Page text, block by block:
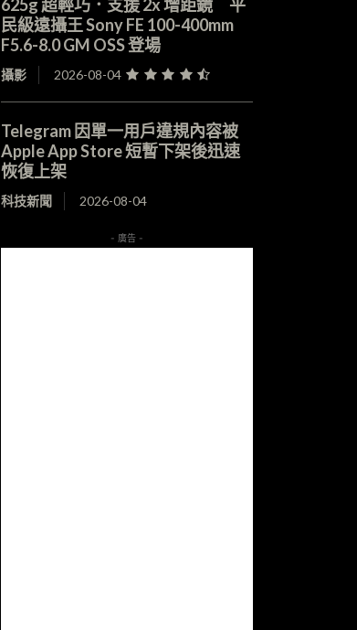
625g 超輕巧．支援 2x 增距鏡 平
民級遠攝王 Sony FE 100-400mm
F5.6-8.0 GM OSS 登場
攝影 2026-08-04
Telegram 因單一用戶違規內容被
Apple App Store 短暫下架後迅速
恢復上架
科技新聞 2026-08-04
- 廣告 -